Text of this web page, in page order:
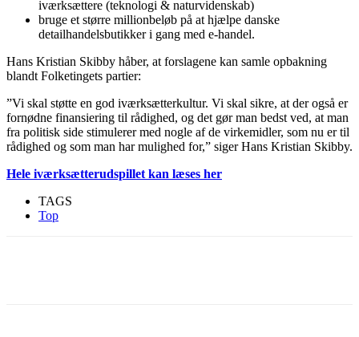
iværksættere (teknologi & naturvidenskab)
bruge et større millionbeløb på at hjælpe danske
detailhandelsbutikker i gang med e-handel.
Hans Kristian Skibby håber, at forslagene kan samle opbakning
blandt Folketingets partier:
”Vi skal støtte en god iværksætterkultur. Vi skal sikre, at der også er
fornødne finansiering til rådighed, og det gør man bedst ved, at man
fra politisk side stimulerer med nogle af de virkemidler, som nu er til
rådighed og som man har mulighed for,” siger Hans Kristian Skibby.
Hele iværksætterudspillet kan læses her
TAGS
Top